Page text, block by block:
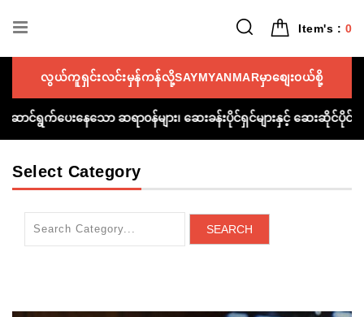
Item's : 0
လွယ်ကူရှင်းလင်းမှန်ကန်လို့SAYMYANMARမှာစျေး၀ယ်စို့
ောင်ရွက်ပေးနေသော ဆရာ၀န်များ၊ ဆေးခန်းပိုင်ရှင်များနှင့် ဆေ
Select Category
SEARCH